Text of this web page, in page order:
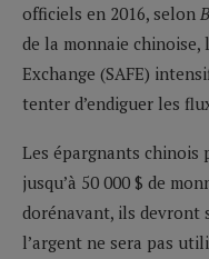
officiels en 2016, selon
de la monnaie
Exchange (SAFE)
tenter d’endiguer les
Les épargnants
jusqu’à 50 000 $ de
dorénavant, ils devront
l’argent ne sera pas